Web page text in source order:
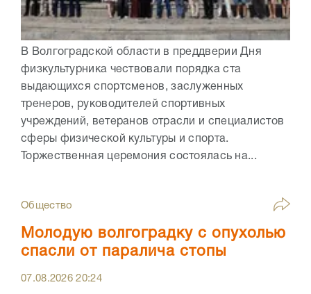
В Волгоградской области в преддверии Дня
физкультурника чествовали порядка ста
выдающихся спортсменов, заслуженных
тренеров, руководителей спортивных
учреждений, ветеранов отрасли и специалистов
сферы физической культуры и спорта.
Торжественная церемония состоялась на...
Общество
Молодую волгоградку с опухолью
спасли от паралича стопы
07.08.202620:24